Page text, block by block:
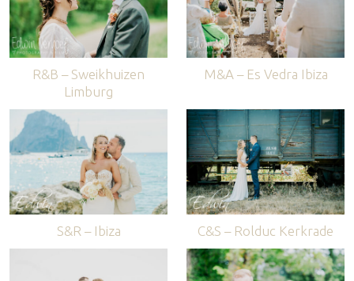
R&B – Sweikhuizen
Limburg
M&A – Es Vedra Ibiza
S&R – Ibiza C&S – Rolduc Kerkrade